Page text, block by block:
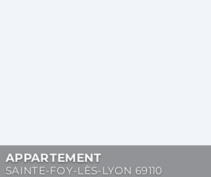
APPARTEMENT
SAINTE-FOY-LÈS-LYON 69110